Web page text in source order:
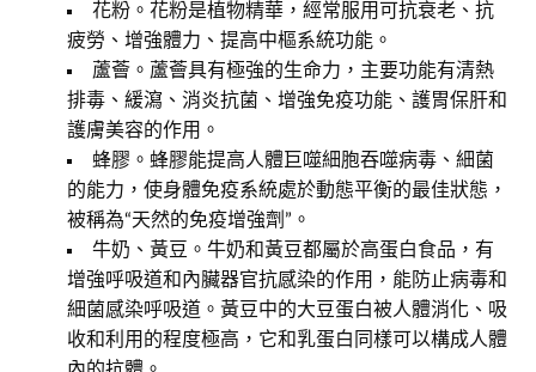
花粉。花粉是植物精華，經常服用可抗衰老、抗
疲勞、增強體力、提高中樞系統功能。
蘆薈。蘆薈具有極強的生命力，主要功能有清熱
排毒、緩瀉、消炎抗菌、增強免疫功能、護胃保肝和
護膚美容的作用。
蜂膠。蜂膠能提高人體巨噬細胞吞噬病毒、細菌
的能力，使身體免疫系統處於動態平衡的最佳狀態，
被稱為“天然的免疫增強劑”。
牛奶、黃豆。牛奶和黃豆都屬於高蛋白食品，有
增強呼吸道和內臟器官抗感染的作用，能防止病毒和
細菌感染呼吸道。黃豆中的大豆蛋白被人體消化、吸
收和利用的程度極高，它和乳蛋白同樣可以構成人體